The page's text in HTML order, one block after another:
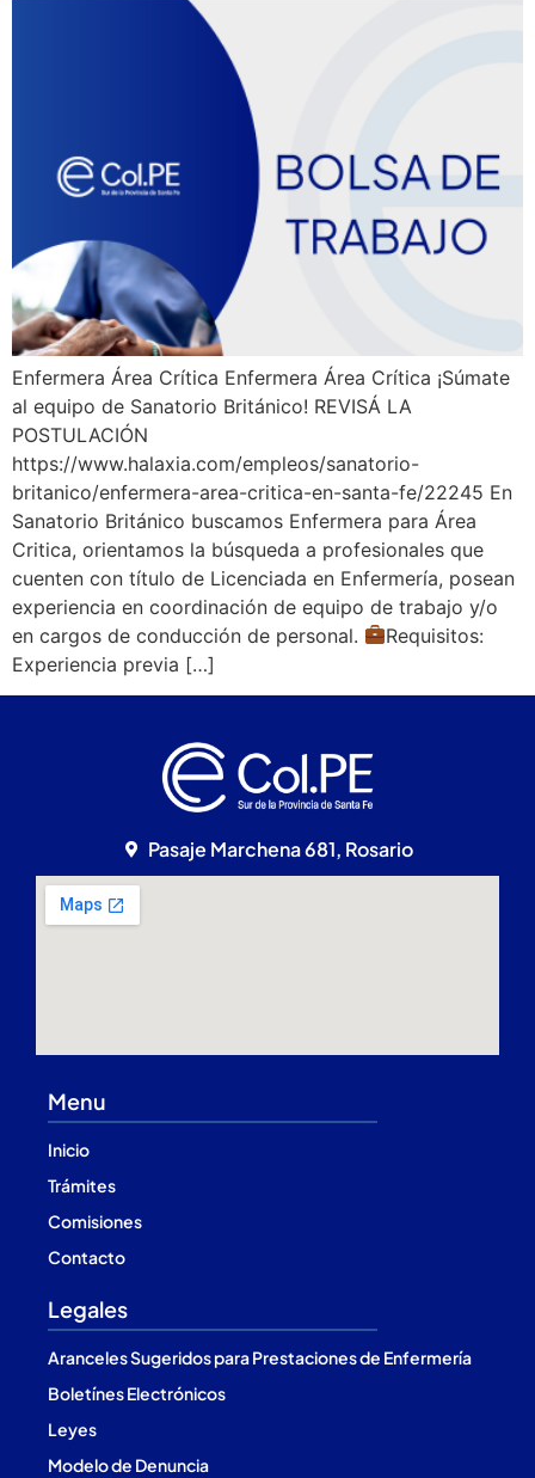
Enfermera Área Crítica Enfermera Área Crítica ¡Súmate
al equipo de Sanatorio Británico! REVISÁ LA
POSTULACIÓN
https://www.halaxia.com/empleos/sanatorio-
britanico/enfermera-area-critica-en-santa-fe/22245 En
Sanatorio Británico buscamos Enfermera para Área
Critica, orientamos la búsqueda a profesionales que
cuenten con título de Licenciada en Enfermería, posean
experiencia en coordinación de equipo de trabajo y/o
en cargos de conducción de personal.
Requisitos:
Experiencia previa […]
Pasaje Marchena 681, Rosario
Menu
Inicio
Trámites
Comisiones
Contacto
Legales
Aranceles Sugeridos para Prestaciones de Enfermería
Boletínes Electrónicos
Leyes
Modelo de Denuncia